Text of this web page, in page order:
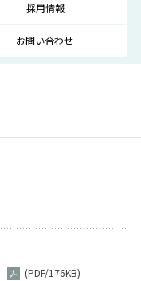
採用情報
お問い合わせ
(PDF/176KB)